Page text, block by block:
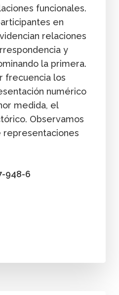
funcionales.
en
relaciones
y
la primera.
frecuencia los
numérico
medida, el
Observamos
representaciones
948-6